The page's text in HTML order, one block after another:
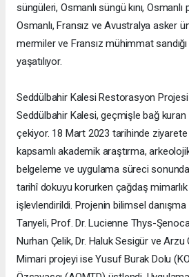
süngüleri, Osmanlı süngü kını,
Osmanlı, Fransız ve Avustralya asker
mermiler ve Fransız mühimmat
yaşatılıyor.
Seddülbahir Kalesi Restorasyon Projesi
Seddülbahir Kalesi, geçmişle bağ
çekiyor. 18 Mart 2023 tarihinde ziyarete
kapsamlı akademik araştırma,
belgeleme ve uygulama süreci sonunda
tarihî dokuyu korurken çağdaş
işlevlendirildi. Projenin bilimsel
Tanyeli, Prof. Dr. Lucienne Thys-
Nurhan Çelik, Dr. Haluk Sesigür ve Arzu
Mimari projeyi ise Yusuf Burak Dolu